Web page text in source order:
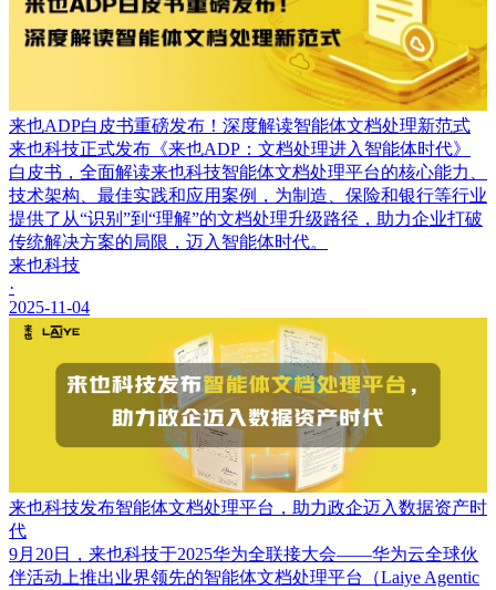
来也ADP白皮书重磅发布！深度解读智能体文档处理新范式
来也科技正式发布《来也ADP：文档处理进入智能体时代》
白皮书，全面解读来也科技智能体文档处理平台的核心能力、
技术架构、最佳实践和应用案例，为制造、保险和银行等行业
提供了从“识别”到“理解”的文档处理升级路径，助力企业打破
传统解决方案的局限，迈入智能体时代。
来也科技
·
2025-11-04
来也科技发布智能体文档处理平台，助力政企迈入数据资产时
代
9月20日，来也科技于2025华为全联接大会——华为云全球伙
伴活动上推出业界领先的智能体文档处理平台（Laiye Agentic